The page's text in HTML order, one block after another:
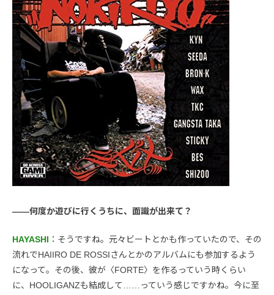
――何度か遊びに行くうちに、面識が出来て？
HAYASHI ：そうですね。元々ビートとかも作っていたので、その
流れでHAIIRO DE ROSSIさんとかのアルバムにも参加するよう
になって。その後、彼が〈FORTE〉を作るっていう時くらい
に、HOOLIGANZも結成して……っていう感じですかね。今に至